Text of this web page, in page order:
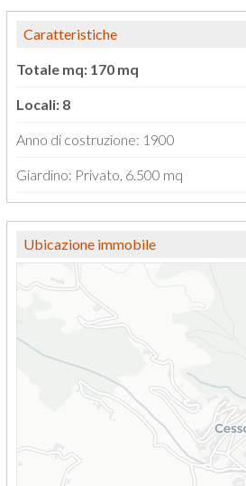
Caratteristiche
Totale mq: 170 mq
Locali: 8
Anno di costruzione: 1900
Giardino: Privato, 6.500 mq
Ubicazione immobile